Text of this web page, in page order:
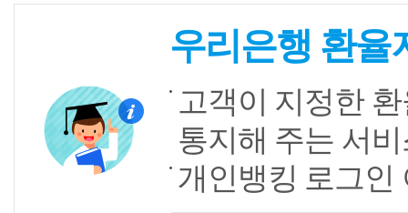
우리은행 환율
고객이 지정한
통지해 주는 서
개인뱅킹 로그인